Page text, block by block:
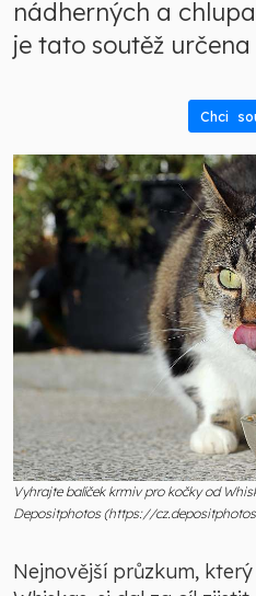
nádherných a
je tato soutěž
Chci
Vyhrajte balíček krmiv pro kočky od
Depositphotos (https://
Nejnovější průzkum,